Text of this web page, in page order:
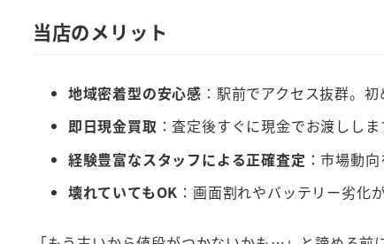
当店のメリット
地域密着型の安心感 ：駅前でアクセス抜群。
即日現金買取 ：査定後すぐに現金でお渡ししま
経験豊富なスタッフによる正確査定 ：市場動
壊れていてもOK ：画面割れやバッテリー劣化